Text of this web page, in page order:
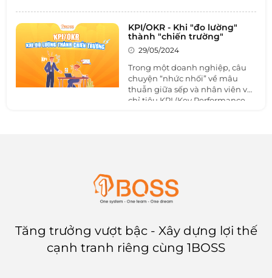
lạc hậu và kém hiệu quả. Lý do
là gì?
KPI/OKR - Khi "đo lường"
thành "chiến trường"
29/05/2024
Trong một doanh nghiệp, câu
chuyện “nhức nhối” về mâu
thuẫn giữa sếp và nhân viên về
chỉ tiêu KPI (Key Performance
Tăng trưởng vượt bậc - Xây dựng lợi thế
cạnh tranh riêng cùng 1BOSS